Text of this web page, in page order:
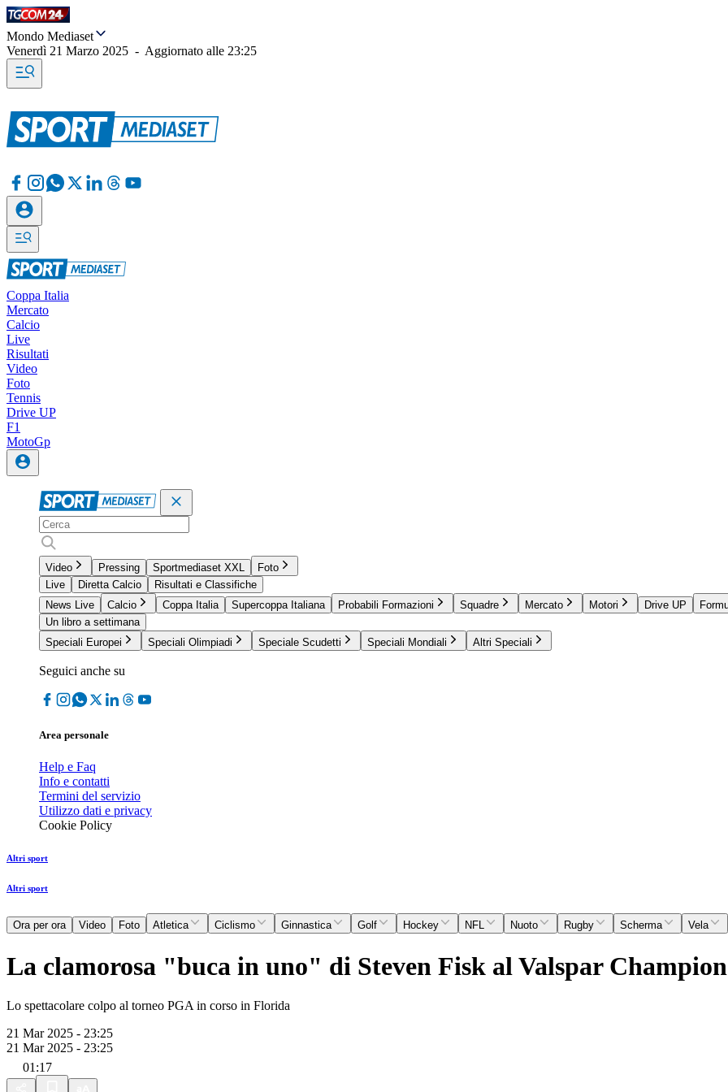
Mondo Mediaset
Venerdì 21 Marzo 2025 - Aggiornato alle 23:25
Coppa Italia
Mercato
Calcio
Live
Risultati
Video
Foto
Tennis
Drive UP
F1
MotoGp
Video Pressing Sportmediaset XXL
Foto
Live
Diretta Calcio
Risultati e Classifiche
News Live
Calcio Coppa Italia Supercoppa Italiana Probabili Formazioni Squadre Mercato Motori Drive UP
Un libro a settimana
Speciali Europei
Speciali Olimpiadi Speciale Scudetti Speciali Mondiali Altri Speciali
Seguici anche su
Area personale
Help e Faq
Info e contatti
Termini del servizio
Utilizzo dati e privacy
Cookie Policy
Altri sport
Altri sport
Ora per ora Video Foto Atletica Ciclismo Ginnastica Golf Hockey NFL Nuoto Rugby Scherma Vela
La clamorosa "buca in uno" di Steven Fisk al Valspar
Lo spettacolare colpo al torneo PGA in corso in Florida
21 Mar 2025 - 23:25
21 Mar 2025 - 23:25
01:17